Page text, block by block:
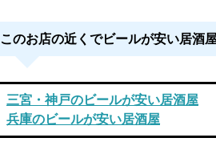
このお店の近くでビールが安い居酒
三宮・神戸のビールが安い居酒屋
兵庫のビールが安い居酒屋